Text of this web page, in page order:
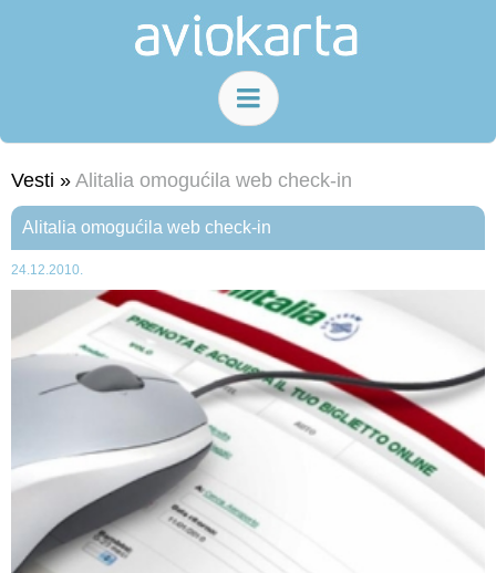
Vesti » Alitalia omogućila web check-in
Alitalia omogućila web check-in
24.12.2010.